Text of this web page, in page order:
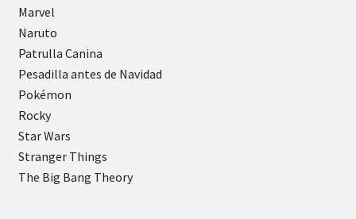
Marvel
Naruto
Patrulla Canina
Pesadilla antes de Navidad
Pokémon
Rocky
Star Wars
Stranger Things
The Big Bang Theory